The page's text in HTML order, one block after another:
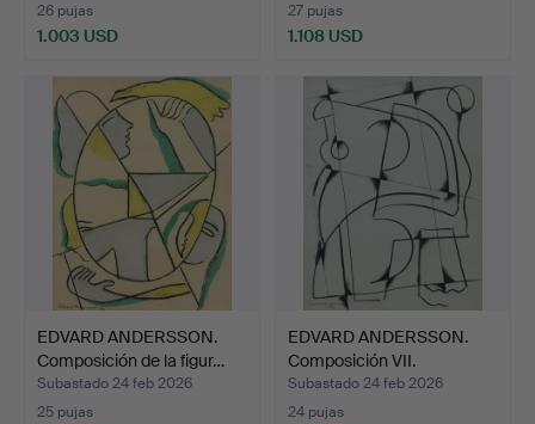
26 pujas
1.003 USD
27 pujas
1.108 USD
seleccionado
EDVARD ANDERSSON.
Composición de la figur…
Subastado 24 feb 2026
25 pujas
EDVARD ANDERSSON.
Composición VII.
Subastado 24 feb 2026
24 pujas